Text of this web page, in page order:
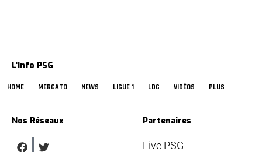
L'info PSG
HOME MERCATO NEWS LIGUE 1 LDC VIDÉOS PLUS
Nos Réseaux Partenaires
Live PSG